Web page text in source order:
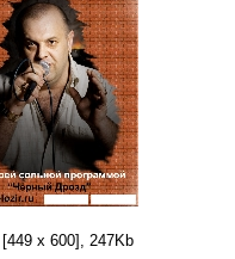
[449 x 600], 247Kb